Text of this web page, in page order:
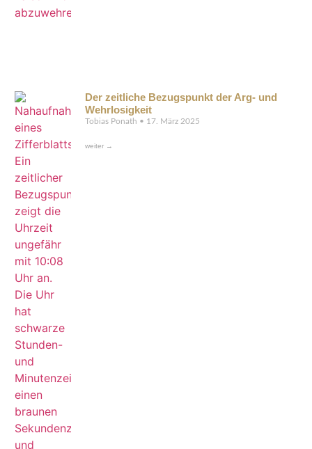
Der zeitliche Bezugspunkt der Arg- und
Wehrlosigkeit
Tobias Ponath 17. März 2025
weiter →